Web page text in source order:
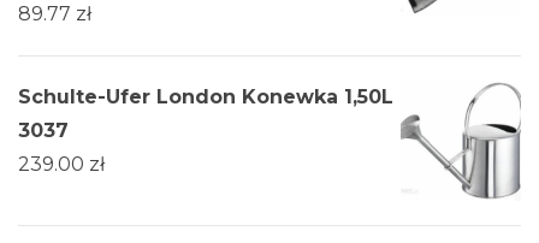
89.77 zł
Schulte-Ufer London Konewka 1,50L
3037
239.00 zł